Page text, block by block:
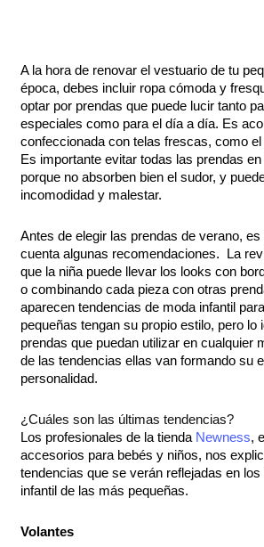
A la hora de renovar el vestuario de tu
época, debes incluir ropa cómoda y
optar por prendas que puede lucir tanto
especiales como para el día a día. Es
confeccionada con telas frescas, como el
Es importante evitar todas las prendas
porque no absorben bien el sudor, y
incomodidad y malestar.
Antes de elegir las prendas de verano,
cuenta algunas recomendaciones. La
que la niña puede llevar los looks con
o combinando cada pieza con otras
aparecen tendencias de moda infantil
pequeñas tengan su propio estilo, pero lo
prendas que puedan utilizar en cualquier
de las tendencias ellas van formando su
personalidad.
¿Cuáles son las últimas tendencias?
Los profesionales de la tienda Newness,
accesorios para bebés y niños, nos
tendencias que se verán reflejadas en
infantil de las más pequeñas.
Volantes